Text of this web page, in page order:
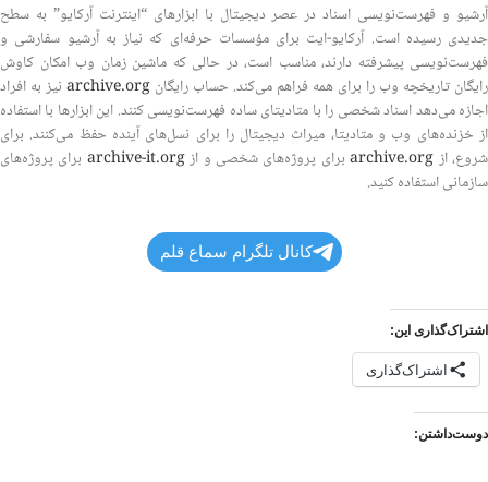
آرشیو و فهرست‌نویسی اسناد در عصر دیجیتال با ابزارهای “اینترنت آرکایو” به سطح
جدیدی رسیده است. آرکایو-ایت برای مؤسسات حرفه‌ای که نیاز به آرشیو سفارشی و
فهرست‌نویسی پیشرفته دارند، مناسب است، در حالی که ماشین زمان وب امکان کاوش
رایگان تاریخچه وب را برای همه فراهم می‌کند. حساب رایگان archive.org نیز به افراد
اجازه می‌دهد اسناد شخصی را با متادیتای ساده فهرست‌نویسی کنند. این ابزارها با استفاده
از خزنده‌های وب و متادیتا، میراث دیجیتال را برای نسل‌های آینده حفظ می‌کنند. برای
شروع، از archive.orgبرای پروژه‌های شخصی و ازarchive-it.org برای پروژه‌های
سازمانی استفاده کنید.
کانال تلگرام سماع قلم
اشتراک‌گذاری این:
اشتراک‌گذاری
دوست‌داشتن: